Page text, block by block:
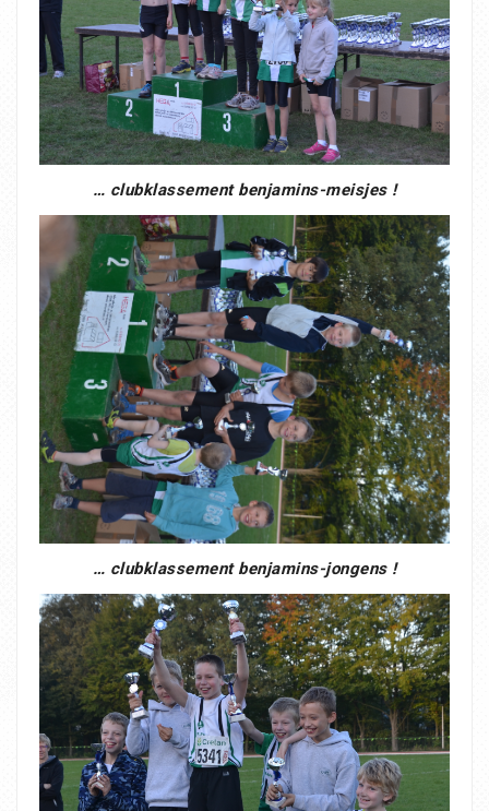
… clubklassement benjamins-meisjes !
… clubklassement benjamins-jongens !